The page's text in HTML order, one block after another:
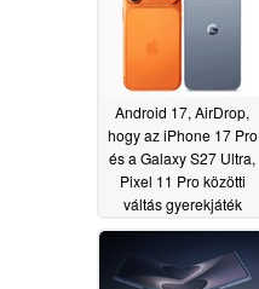
Android 17, AirDrop,
hogy az iPhone 17 Pro
és a Galaxy S27 Ultra,
Pixel 11 Pro közötti
váltás gyerekjáték
legyen05/14/2026